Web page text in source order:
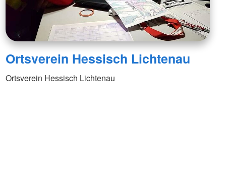
Ortsverein Hessisch Lichtenau
Ortsverein Hessisch Lichtenau